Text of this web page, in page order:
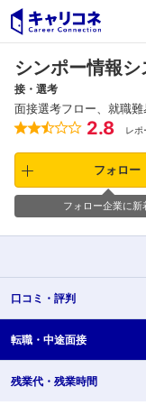
シンポー情報
接・選考
面接選考フロー、就職
2.8 レポ
フォロー
フォロー企業に
口コミ・ 評判
転職・ 中途面接
残業代・ 残業時間